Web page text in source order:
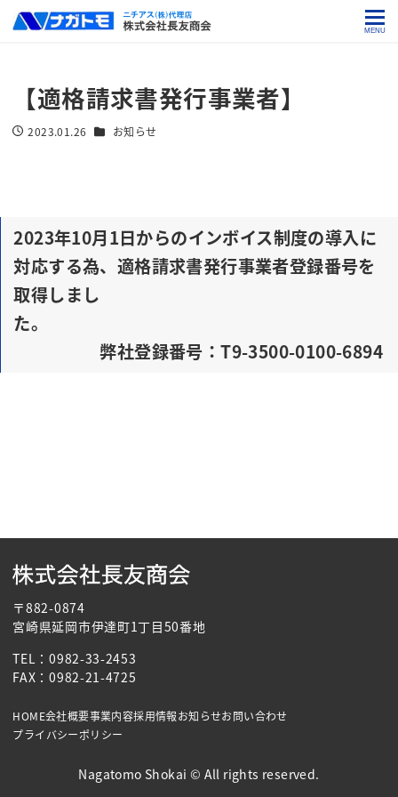
MENU
【適格請求書発行事業者】
投稿日
2023.01.26 カテゴリー
お知らせ
2023年10月1日からのインボイス制度の導入に
対応する為、適格請求書発行事業者登録番号を
取得しまし
た。
弊社登録番号：T9-3500-0100-6894
〒882-0874
宮崎県延岡市伊達町1丁目50番地
TEL：0982-33-2453
FAX：0982-21-4725
HOME会社概要事業内容採用情報お知らせお問い合わせ
プライバシーポリシー
Nagatomo Shokai ©︎ All rights reserved.